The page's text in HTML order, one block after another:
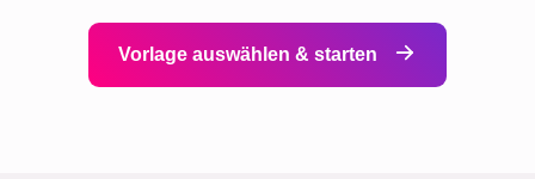
Vorlage auswählen & starten